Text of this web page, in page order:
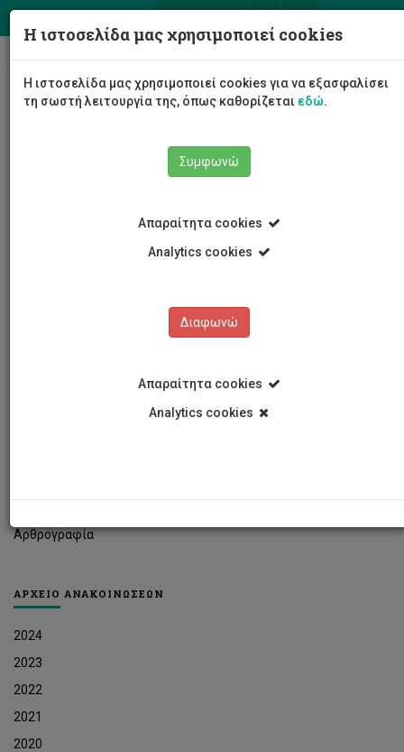
Αρθρογραφία
ΑΡΧΕΙΟ ΑΝΑΚΟΙΝΩΣΕΩΝ
2024
2023
2022
2021
2020
Η ιστοσελίδα μας χρησιμοποιεί cookies
Η ιστοσελίδα μας χρησιμοποιεί cookies για να εξασφαλίσει
τη σωστή λειτουργία της, όπως καθορίζεται εδώ.
Συμφωνώ
Απαραίτητα cookies
Analytics cookies
Διαφωνώ
Απαραίτητα cookies
Analytics cookies